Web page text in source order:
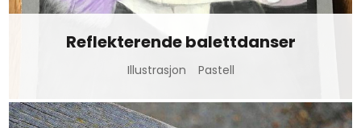
Reflekterende balettdanser
Illustrasjon Pastell